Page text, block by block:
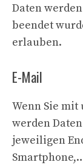
Daten
beendet
erlauben.
E-Mail
Wenn Sie
werden
jeweiligen